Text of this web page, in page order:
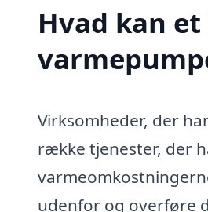
Hvad kan
Virksomheder, der
række tjenester, der
udenfor og overføre